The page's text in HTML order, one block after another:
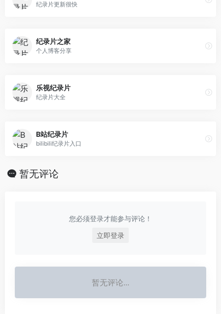
纪录片更新很快
纪录片之家
个人博客分享
乐视纪录片
纪录片大全
B站纪录片
bilibili纪录片入口
暂无评论
您必须登录才能参与评论！
立即登录
暂无评论...